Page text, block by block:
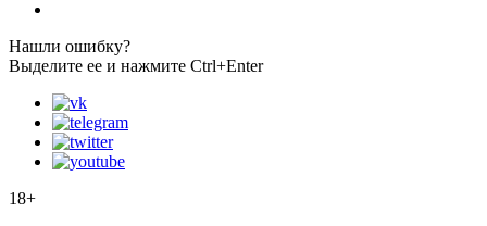
Нашли ошибку?
Выделите ее и нажмите Ctrl+Enter
18+